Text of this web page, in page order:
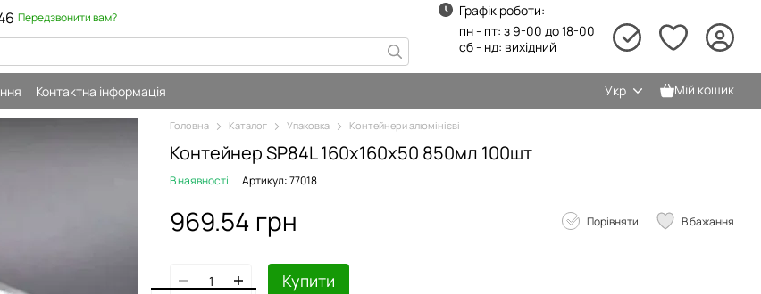
Передзвонити вам?
Графік роботи:
пн - пт: з 9-00 до 18-00
сб - нд: вихідний
Контактна інформація Укр Мій кошик
Головна Каталог Упаковка Контейнери алюмінієві
Контейнер SP84L 160х160х50 850мл 100шт
В наявності Артикул: 77018
969.54 грн Порівняти В бажання
Купити